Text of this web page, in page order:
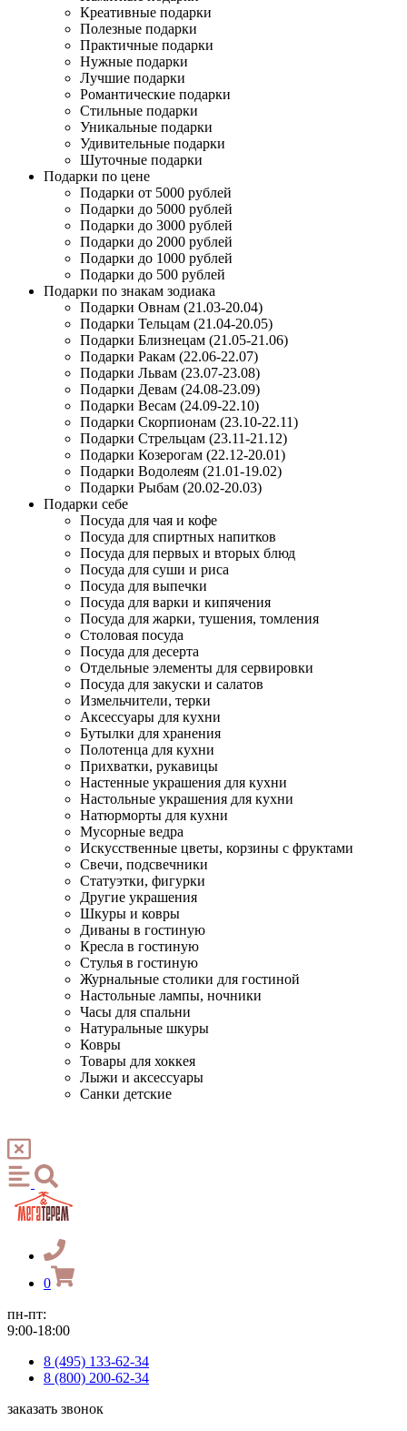
Креативные подарки
Полезные подарки
Практичные подарки
Нужные подарки
Лучшие подарки
Романтические подарки
Стильные подарки
Уникальные подарки
Удивительные подарки
Шуточные подарки
Подарки по цене
Подарки от 5000 рублей
Подарки до 5000 рублей
Подарки до 3000 рублей
Подарки до 2000 рублей
Подарки до 1000 рублей
Подарки до 500 рублей
Подарки по знакам зодиака
Подарки Овнам (21.03-20.04)
Подарки Тельцам (21.04-20.05)
Подарки Близнецам (21.05-21.06)
Подарки Ракам (22.06-22.07)
Подарки Львам (23.07-23.08)
Подарки Девам (24.08-23.09)
Подарки Весам (24.09-22.10)
Подарки Скорпионам (23.10-22.11)
Подарки Стрельцам (23.11-21.12)
Подарки Козерогам (22.12-20.01)
Подарки Водолеям (21.01-19.02)
Подарки Рыбам (20.02-20.03)
Подарки себе
Посуда для чая и кофе
Посуда для спиртных напитков
Посуда для первых и вторых блюд
Посуда для суши и риса
Посуда для выпечки
Посуда для варки и кипячения
Посуда для жарки, тушения, томления
Столовая посуда
Посуда для десерта
Отдельные элементы для сервировки
Посуда для закуски и салатов
Измельчители, терки
Аксессуары для кухни
Бутылки для хранения
Полотенца для кухни
Прихватки, рукавицы
Настенные украшения для кухни
Настольные украшения для кухни
Натюрморты для кухни
Мусорные ведра
Искусственные цветы, корзины с фруктами
Свечи, подсвечники
Статуэтки, фигурки
Другие украшения
Шкуры и ковры
Диваны в гостиную
Кресла в гостиную
Стулья в гостиную
Журнальные столики для гостиной
Настольные лампы, ночники
Часы для спальни
Натуральные шкуры
Ковры
Товары для хоккея
Лыжи и аксессуары
Санки детские
0
пн-пт:
9:00-18:00
8 (495) 133-62-34
8 (800) 200-62-34
заказать звонок